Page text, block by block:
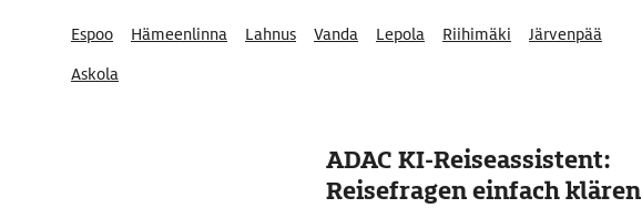
Espoo Hämeenlinna Lahnus Vanda Lepola Riihimäki
Järvenpää
Askola
ADAC KI-Reiseassistent:
Reisefragen einfach klären